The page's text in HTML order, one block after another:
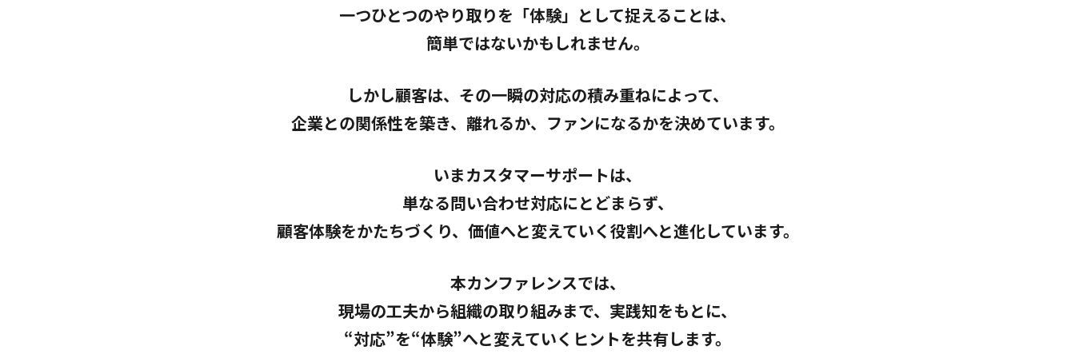
一つひとつのやり取りを 「体験」として捉えることは、
簡単ではないかもしれません。
しかし顧客は、 その一瞬の対応の積み重ねによって、
企業との関係性を築き、離れるか、 ファンになるかを決めています。
いまカスタマーサポートは、
単なる問い合わせ対応にとどまらず、
顧客体験をかたちづくり、 価値へと変えていく役割へと進化しています。
本カンファレンスでは、
現場の工夫から組織の取り組みまで、 実践知をもとに、
“対応”を“体験”へと変えていく ヒントを共有します。